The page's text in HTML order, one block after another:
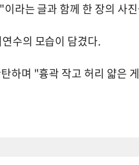
라는 글과 함께 한 장의 사
수의 모습이 담겼다.
하며 "흉곽 작고 허리 얇은